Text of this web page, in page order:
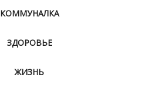
КОММУНАЛКА
ЗДОРОВЬЕ
ЖИЗНЬ